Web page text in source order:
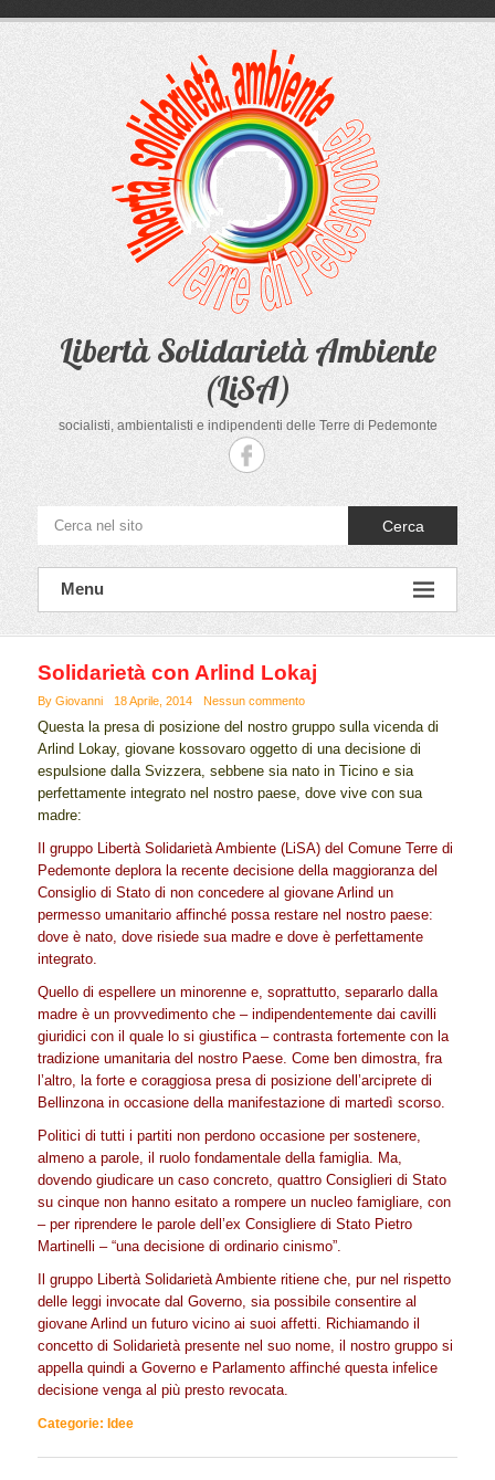
Libertà Solidarietà Ambiente
(LiSA)
socialisti, ambientalisti e indipendenti delle Terre di Pedemonte
Cerca
Menu
Solidarietà con Arlind Lokaj
By Giovanni 18 Aprile, 2014 Nessun commento
Questa la presa di posizione del nostro gruppo sulla vicenda di
Arlind Lokay, giovane kossovaro oggetto di una decisione di
espulsione dalla Svizzera, sebbene sia nato in Ticino e sia
perfettamente integrato nel nostro paese, dove vive con sua
madre:
Il gruppo Libertà Solidarietà Ambiente (LiSA) del Comune Terre di
Pedemonte deplora la recente decisione della maggioranza del
Consiglio di Stato di non concedere al giovane Arlind un
permesso umanitario affinché possa restare nel nostro paese:
dove è nato, dove risiede sua madre e dove è perfettamente
integrato.
Quello di espellere un minorenne e, soprattutto, separarlo dalla
madre è un provvedimento che – indipendentemente dai cavilli
giuridici con il quale lo si giustifica – contrasta fortemente con la
tradizione umanitaria del nostro Paese. Come ben dimostra, fra
l’altro, la forte e coraggiosa presa di posizione dell’arciprete di
Bellinzona in occasione della manifestazione di martedì scorso.
Politici di tutti i partiti non perdono occasione per sostenere,
almeno a parole, il ruolo fondamentale della famiglia. Ma,
dovendo giudicare un caso concreto, quattro Consiglieri di Stato
su cinque non hanno esitato a rompere un nucleo famigliare, con
– per riprendere le parole dell’ex Consigliere di Stato Pietro
Martinelli – “una decisione di ordinario cinismo”.
Il gruppo Libertà Solidarietà Ambiente ritiene che, pur nel rispetto
delle leggi invocate dal Governo, sia possibile consentire al
giovane Arlind un futuro vicino ai suoi affetti. Richiamando il
concetto di Solidarietà presente nel suo nome, il nostro gruppo si
appella quindi a Governo e Parlamento affinché questa infelice
decisione venga al più presto revocata.
Categorie: Idee